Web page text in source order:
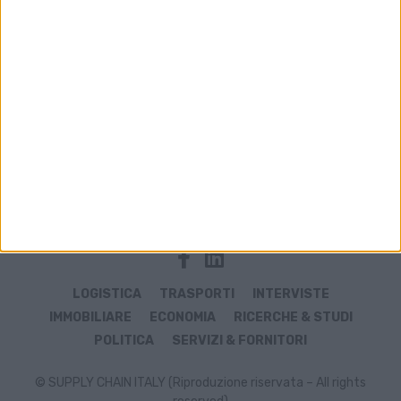
LOGISTICA TRASPORTI
INTERVISTE
IMMOBILIARE
ECONOMIA
RICERCHE & STUDI
POLITICA
SERVIZI & FORNITORI
© SUPPLY CHAIN ITALY (Riproduzione riservata – All rights